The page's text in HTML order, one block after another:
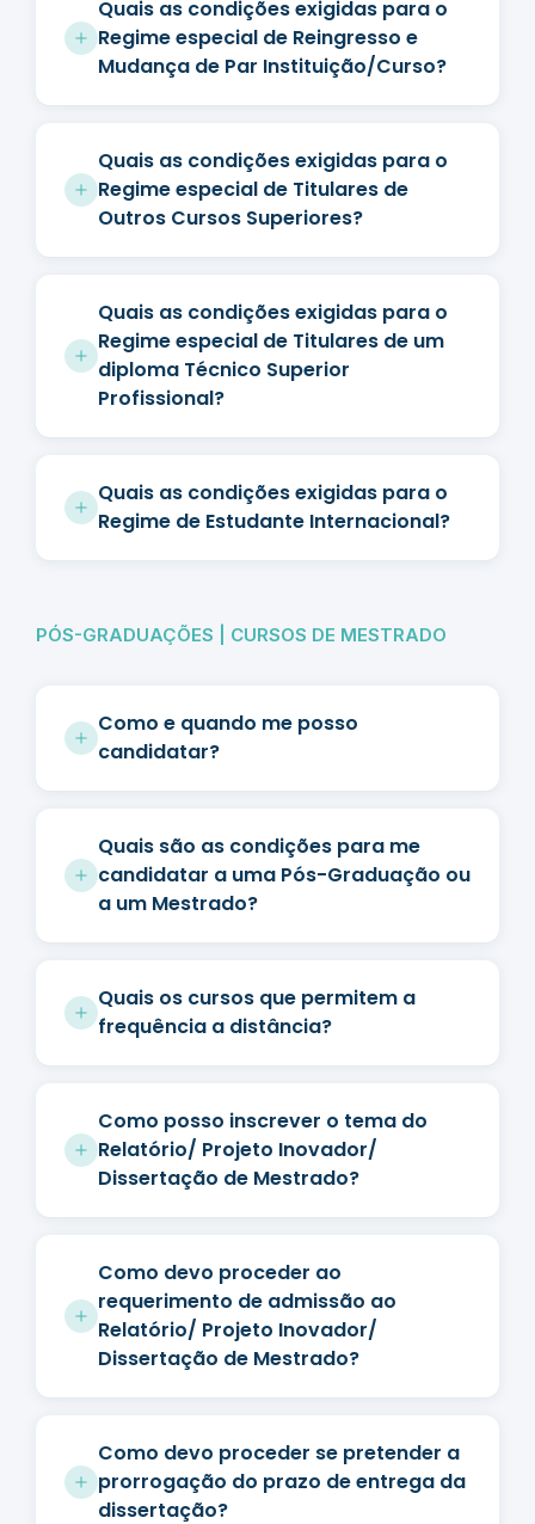
Quais as condições exigidas para o
Regime especial de Reingresso e
Mudança de Par Instituição/Curso?
Quais as condições exigidas para o
Regime especial de Titulares de
Outros Cursos Superiores?
Quais as condições exigidas para o
Regime especial de Titulares de um
diploma Técnico Superior
Profissional?
Quais as condições exigidas para o
Regime de Estudante Internacional?
PÓS-GRADUAÇÕES | CURSOS DE MESTRADO
Como e quando me posso
candidatar?
Quais são as condições para me
candidatar a uma Pós-Graduação ou
a um Mestrado?
Quais os cursos que permitem a
frequência a distância?
Como posso inscrever o tema do
Relatório/ Projeto Inovador/
Dissertação de Mestrado?
Como devo proceder ao
requerimento de admissão ao
Relatório/ Projeto Inovador/
Dissertação de Mestrado?
Como devo proceder se pretender a
prorrogação do prazo de entrega da
dissertação?